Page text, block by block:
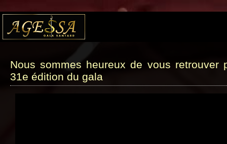
Nous sommes heureux de vous retrouver
31e édition du gala